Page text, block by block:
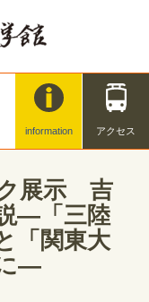
information アクセス
展示 吉
―「三陸
「関東大
―